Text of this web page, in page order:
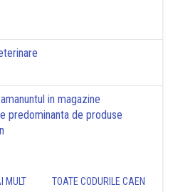
in magazine
predominanta de produse
MULT TOATE CODURILE CAEN